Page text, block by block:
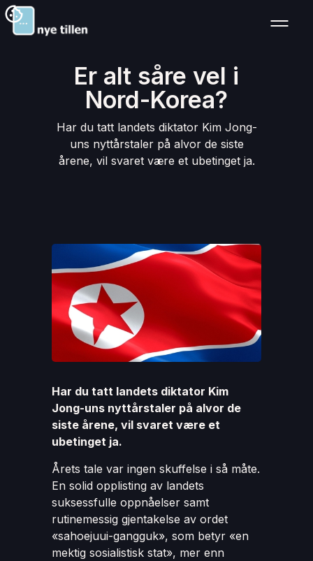
Er alt såre vel i
Nord-Korea?
Har du tatt landets diktator Kim Jong-
uns nyttårstaler på alvor de siste
årene, vil svaret være et ubetinget ja.
Har du tatt landets diktator Kim
Jong-uns nyttårstaler på alvor de
siste årene, vil svaret være et
ubetinget ja.
Årets tale var ingen skuffelse i så måte.
En solid opplisting av landets
suksessfulle oppnåelser samt
rutinemessig gjentakelse av ordet
«sahoejuui-gangguk», som betyr «en
mektig sosialistisk stat», mer enn